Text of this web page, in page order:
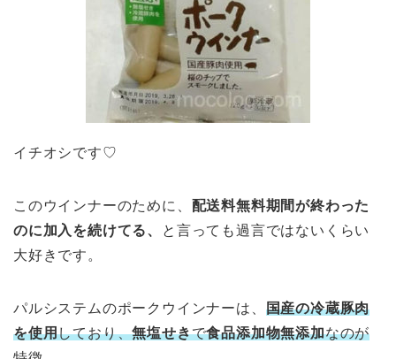
イチオシです♡
このウインナーのために、 配送料無料期間が終わった
のに加入を続けてる、
と言っても過言ではないくらい
大好きです。
パルシステムのポークウインナーは、 国産の冷蔵豚肉
を使用しており、無塩せきで食品添加物無添加なのが